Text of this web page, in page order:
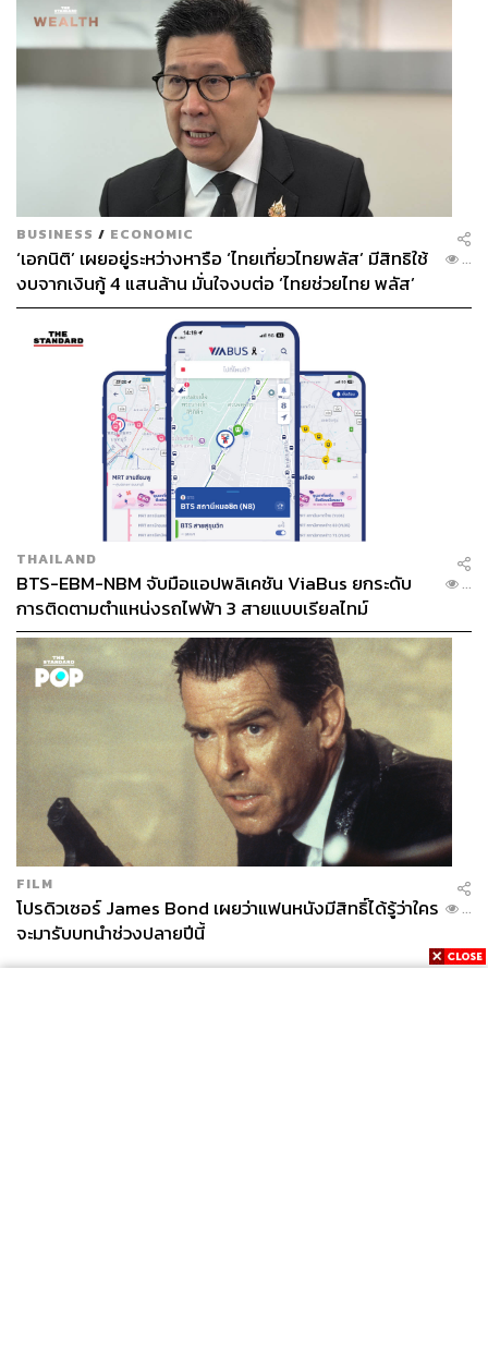
BUSINESS / ECONOMIC
‘เอกนิติ’ เผยอยู่ระหว่างหารือ ‘ไทยเที่ยวไทยพลัส’ มีสิทธิใช้
งบจากเงินกู้ 4 แสนล้าน มั่นใจงบต่อ ‘ไทยช่วยไทย พลัส’
เฟส 2 มีเพียงพอ
...
THAILAND
BTS-EBM-NBM จับมือแอปพลิเคชัน ViaBus ยกระดับ
การติดตามตำแหน่งรถไฟฟ้า 3 สายแบบเรียลไทม์
...
FILM
โปรดิวเซอร์ James Bond เผยว่าแฟนหนังมีสิทธิ์ได้รู้ว่าใคร
จะมารับบทนำช่วงปลายปีนี้
...